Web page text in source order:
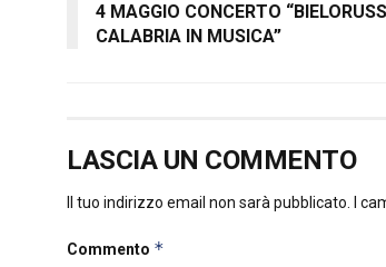
4 MAGGIO CONCERTO
CALABRIA IN MUSICA”
LASCIA UN COMMENTO
Il tuo indirizzo email non sarà pubblicato. I
Commento *